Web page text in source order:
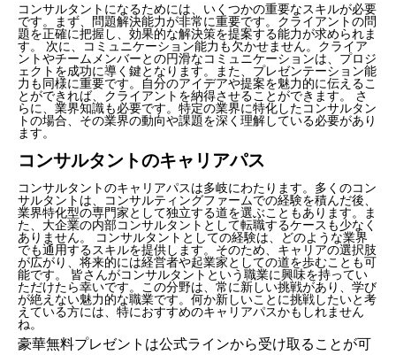
コンサルタントになるためには、いくつかの重要なスキルが必要
です。まず、問題解決能力が非常に重要です。クライアントの問
題を正確に把握し、効果的な解決策を提案する能力が求められま
す。 次に、コミュニケーション能力も欠かせません。クライア
ントやチームメンバーとの円滑なコミュニケーションは、プロジ
ェクトを成功に導く鍵となります。また、プレゼンテーション能
力も同様に重要です。自分のアイデアや提案を魅力的に伝えるこ
とができれば、クライアントを納得させることができます。 さ
らに、業界知識も必要です。特定の業界に特化したコンサルタン
トの場合、その業界の動向や課題を深く理解している必要があり
ます。
コンサルタントのキャリアパス
コンサルタントのキャリアパスは多岐にわたります。多くのコン
サルタントは、コンサルティングファームでの経験を積んだ後、
業界特化型の専門家として独立する道を選ぶこともあります。ま
た、大企業の内部コンサルタントとして転職するケースも少なく
ありません。 コンサルタントとしての経験は、どのような業界
でも通用するスキルを提供します。そのため、キャリアの選択肢
が広がり、将来的には経営者や起業家としての道を歩むことも可
能です。 皆さんがコンサルタントという職業に興味を持ってい
ただけたら幸いです。この分野は、常に新しい挑戦があり、学び
が絶えない魅力的な職業です。何か新しいことに挑戦したいと考
えている方には、特におすすめのキャリアパスかもしれません
ね。
豪華無料プレゼントは公式ラインから受け取ることが可